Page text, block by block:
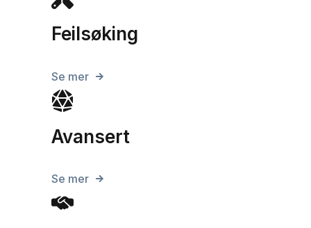
Feilsøking
Se mer
Avansert
Se mer